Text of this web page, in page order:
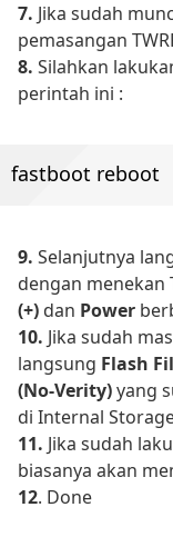
7. Jika sudah
pemasangan
8. Silahkan
perintah ini :
fastboot reboot
9. Selanjutnya
dengan menekan
(+) dan Power
10. Jika sudah
langsung Flash
(No-Verity)yang
di Internal
11. Jika sudah
biasanya akan
12. Done